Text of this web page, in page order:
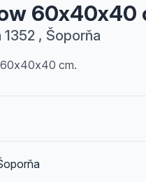
60x40x40
, Šoporňa
cm.